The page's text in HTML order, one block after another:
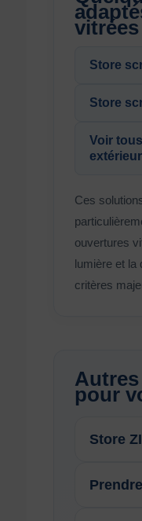
vitrées
Store
Store
Voir
Ces
ouvertures
lumière et la
critères
pour
Store